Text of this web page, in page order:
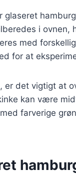
glaseret
i
med
for at
det vigtigt at
kan være
farverige